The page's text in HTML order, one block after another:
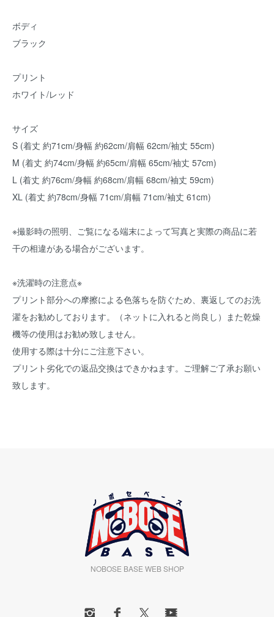
ボディ
ブラック
プリント
ホワイト/レッド
サイズ
S (着丈 約71cm/身幅 約62cm/肩幅 62cm/袖丈 55cm)
M (着丈 約74cm/身幅 約65cm/肩幅 65cm/袖丈 57cm)
L (着丈 約76cm/身幅 約68cm/肩幅 68cm/袖丈 59cm)
XL (着丈 約78cm/身幅 71cm/肩幅 71cm/袖丈 61cm)
※撮影時の照明、ご覧になる端末によって写真と実際の商品に若
干の相違がある場合がございます。
※洗濯時の注意点※
プリント部分への摩擦による色落ちを防ぐため、裏返してのお洗
濯をお勧めしております。（ネットに入れると尚良し）また乾燥
機等の使用はお勧め致しません。
使用する際は十分にご注意下さい。
プリント劣化での返品交換はできかねます。ご理解ご了承お願い
致します。
NOBOSE BASE WEB SHOP